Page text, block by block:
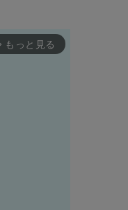
もっと見る